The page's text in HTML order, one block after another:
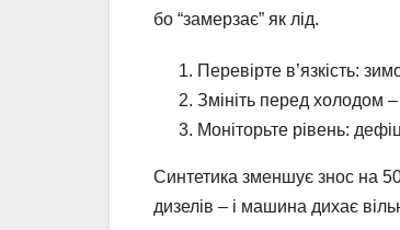
бо “замерзає” як лід.
Перевірте в’язкість:
Змініть перед холодом
Моніторьте рівень:
Синтетика зменшує знос на
дизелів – і машина дихає